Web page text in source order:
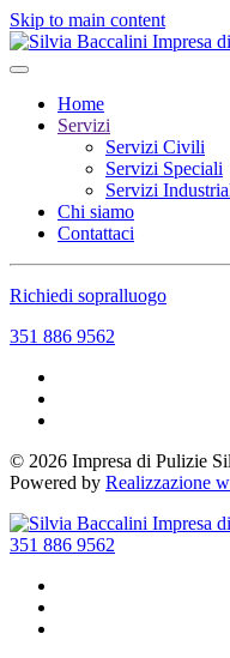
Skip to main content
Home
Servizi
Servizi Civili
Servizi Speciali
Servizi
Chi siamo
Contattaci
Richiedi sopralluogo
351 886 9562
© 2026 Impresa di Pulizie
Powered by Realizzazione
351 886 9562